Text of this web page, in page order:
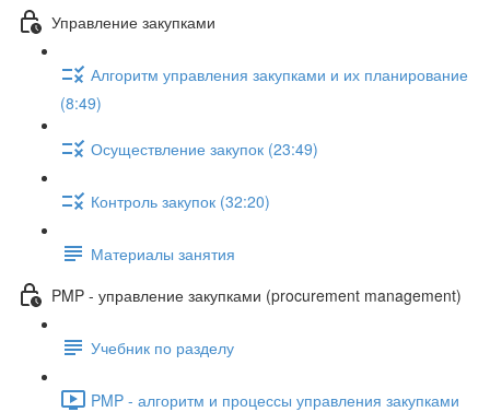
Управление закупками
Алгоритм управления закупками и их планирование
(8:49)
Осуществление закупок (23:49)
Контроль закупок (32:20)
Материалы занятия
PMP - управление закупками (procurement management)
Учебник по разделу
PMP - алгоритм и процессы управления закупками